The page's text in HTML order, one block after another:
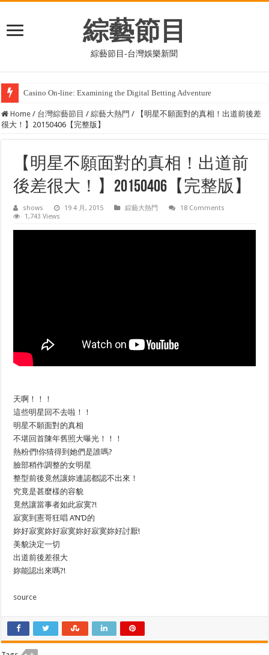
綜藝節目
綜藝節目-台灣娛樂新聞
Review of Online Casinos: A Complete Handbook to Virtual Gaming Sites
Home / 台灣綜藝節目 / 綜藝大熱門 /
【明星不願面對的真相！出道前後差
很大！】20150406【完整版】
【明星不願面對的真相！出道前
後差很大！】20150406【完整版】
shows 19 4 月, 2015 綜藝大熱門
18 Comments
1,743 Views
天啊！！！
這些明星回不去啦！！
明星不願面對的真相
不堪回首陳年舊照大曝光！！！
熱粉們!你猜得到她們是誰嗎?
臉部稍作調整的女明星
整型前後竟然讓妳連認都認不出來！
究竟是甚麼樣的容貌
竟然讓當事者如此寂寞?!
寂寞到憲哥狂唱 A’N’D的
妳好寂寞妳好寂寞妳好寂寞妳好討厭!
美貌決定一切
出道前後差很大
妳能認出來嗎?!
source